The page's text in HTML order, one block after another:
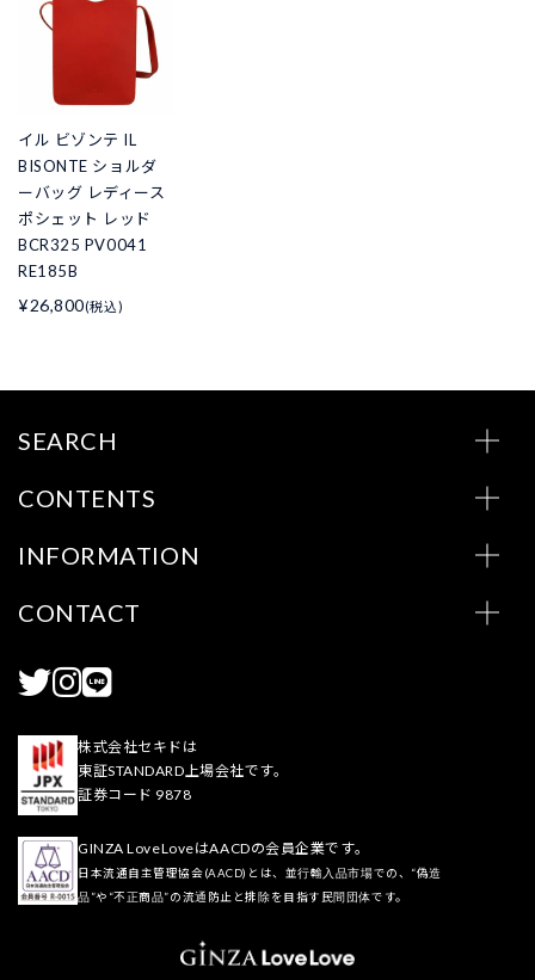
イル ビゾンテ IL
BISONTE ショルダ
ーバッグ レディース
ポシェット レッド
BCR325 PV0041
RE185B
¥26,800(税込)
SEARCH
CONTENTS
INFORMATION
CONTACT
株式会社セキドは
東証STANDARD上場会社です。
証券コード 9878
GINZA LoveLoveはAACDの会員企業です。
日本流通自主管理協会(AACD)とは、並行輸入品市場での、“偽造
品”や“不正商品”の流通防止と排除を目指す民間団体です。